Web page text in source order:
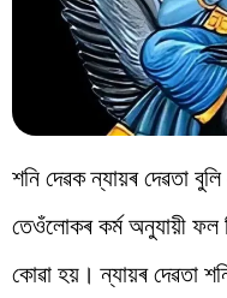
Videos
শনি দেৱক ন্যায়ৰ দেৱতা
তেওঁলোকৰ কৰ্ম অনুযায়ী ফল
কোৱা হয়। ন্যায়ৰ দেৱতা